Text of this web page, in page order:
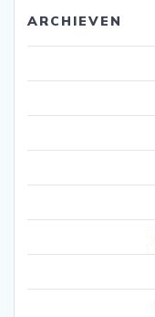
ARCHIEVEN